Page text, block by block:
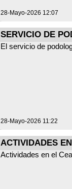
28-Mayo-2026 12:07
SERVICIO DE
El servicio de
28-Mayo-2026 11:22
ACTIVIDADES
Actividades en el